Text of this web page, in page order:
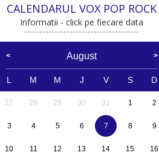
CALENDARUL VOX POP ROCK
Informatii - click pe fiecare data
August
L M M J V S D
27 28 29 30 31 1 2
3 4 5 6 7 8 9
10 11 12 13 14 15 16